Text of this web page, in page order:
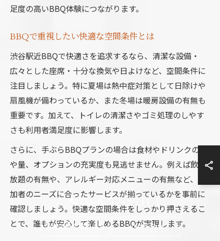
足度の高いBBQ体験につながります。
BBQで重視したい快適な空間条件とは
渋谷駅近BBQで快適さを追求するなら、清潔な設備・
広々とした座席・十分な換気や日よけなど、空間条件に
注目しましょう。特に夏場は熱中症対策として日除けや
扇風機が備わっているか、また冬場は暖房設備の有無も
重要です。加えて、トイレの清潔さやゴミ処理のしやす
さも利用者満足度に影響します。
さらに、手ぶらBBQプランの場合は食材やドリンクの質
や量、オプションの充実度も見逃せません。例えば飲み
放題の有無や、アレルギー対応メニューの有無など、参
加者のニーズに合ったサービスが揃っているかを事前に
確認しましょう。快適な空間条件をしっかり押さえるこ
とで、誰もが安心して楽しめるBBQが実現します。
03-6277-5934
空き状況を確認する LINE予約